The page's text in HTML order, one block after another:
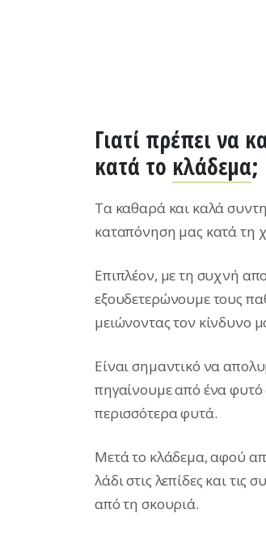
Γιατί πρέπει να
κατά το κλάδεμα;
Τα καθαρά και καλά
καταπόνηση μας κατά τη
Επιπλέον, με τη συχνή
εξουδετερώνουμε τους
μειώνοντας τον κίνδυνο
Είναι σημαντικό να
πηγαίνουμε από ένα
περισσότερα φυτά.
Μετά το κλάδεμα, αφού
λάδι στις λεπίδες και
από τη σκουριά.